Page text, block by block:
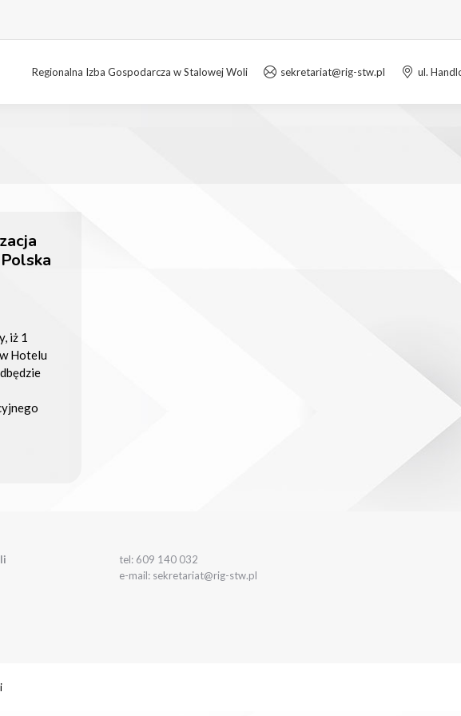
Regionalna Izba Gospodarcza w Stalowej Woli sekretariat@rig-stw.pl ul.
iż 1
Hotelu
tel: 609 140 032
e-mail: sekretariat@rig-stw.pl